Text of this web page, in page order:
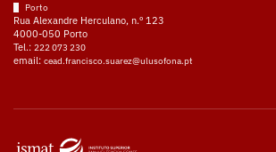
Porto
Rua Alexandre Herculano, n.º 123
4000-050 Porto
Tel.: 222 073 230
email: cead.francisco.suarez@ulusofona.pt